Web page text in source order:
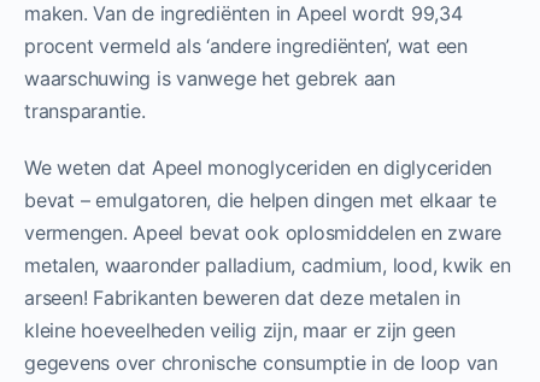
maken. Van de ingrediënten in Apeel wordt 99,34
procent vermeld als ‘andere ingrediënten’, wat een
waarschuwing is vanwege het gebrek aan
transparantie.
We weten dat Apeel monoglyceriden en diglyceriden
bevat – emulgatoren, die helpen dingen met elkaar te
vermengen. Apeel bevat ook oplosmiddelen en zware
metalen, waaronder palladium, cadmium, lood, kwik en
arseen! Fabrikanten beweren dat deze metalen in
kleine hoeveelheden veilig zijn, maar er zijn geen
gegevens over chronische consumptie in de loop van